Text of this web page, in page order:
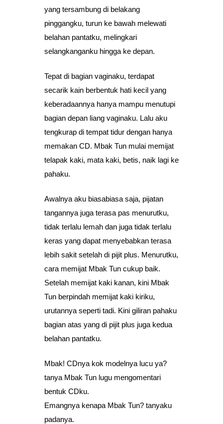
yang tersambung di belakang
pinggangku, turun ke bawah melewati
belahan pantatku, melingkari
selangkanganku hingga ke depan.
Tepat di bagian vaginaku, terdapat
secarik kain berbentuk hati kecil yang
keberadaannya hanya mampu menutupi
bagian depan liang vaginaku. Lalu aku
tengkurap di tempat tidur dengan hanya
memakan CD. Mbak Tun mulai memijat
telapak kaki, mata kaki, betis, naik lagi ke
pahaku.
Awalnya aku biasabiasa saja, pijatan
tangannya juga terasa pas menurutku,
tidak terlalu lemah dan juga tidak terlalu
keras yang dapat menyebabkan terasa
lebih sakit setelah di pijit plus. Menurutku,
cara memijat Mbak Tun cukup baik.
Setelah memijat kaki kanan, kini Mbak
Tun berpindah memijat kaki kiriku,
urutannya seperti tadi. Kini giliran pahaku
bagian atas yang di pijit plus juga kedua
belahan pantatku.
Mbak! CDnya kok modelnya lucu ya?
tanya Mbak Tun lugu mengomentari
bentuk CDku.
Emangnya kenapa Mbak Tun? tanyaku
padanya.